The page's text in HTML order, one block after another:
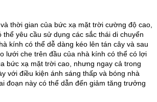
thời gian của bức xạ mặt trời cường độ cao,
thể yêu cầu sử dụng các sắc thái di chuyển
kính có thể dễ dàng kéo lên tán cây và sau
lưới che trên đầu của nhà kính có thể có lợi
bức xạ mặt trời cao, nhưng ngay cả trong
với điều kiện ánh sáng thấp và bóng nhà
đoạn này có thể dẫn đến giảm tăng trưởng